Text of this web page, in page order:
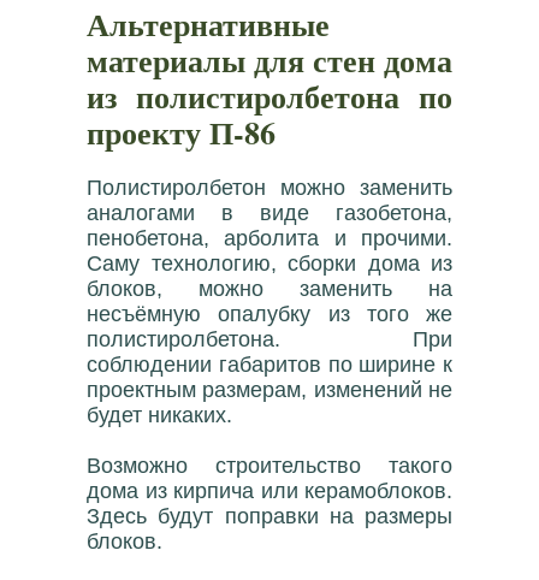
Альтернативные
материалы для стен дома
из полистиролбетона по
проекту П-86
Полистиролбетон можно заменить
аналогами в виде газобетона,
пенобетона, арболита и прочими.
Саму технологию, сборки дома из
блоков, можно заменить на
несъёмную опалубку из того же
полистиролбетона. При
соблюдении габаритов по ширине к
проектным размерам, изменений не
будет никаких.
Возможно строительство такого
дома из кирпича или керамоблоков.
Здесь будут поправки на размеры
блоков.